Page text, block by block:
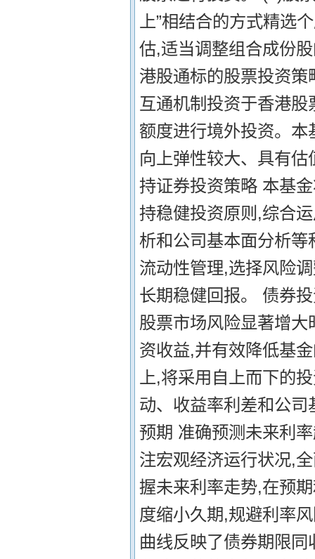
上”相结合的方式精选
估,适当调整组合成份
港股通标的股票投资
互通机制投资于香港
额度进行境外投资。
向上弹性较大、具有
持证券投资策略 本基
持稳健投资原则,综合
析和公司基本面分析
流动性管理,选择风险
长期稳健回报。 债券
股票市场风险显著增
资收益,并有效降低基
上,将采用自上而下的
动、收益率利差和公
预期 准确预测未来利
注宏观经济运行状况,
握未来利率走势,在预
度缩小久期,规避利率
曲线反映了债券期限